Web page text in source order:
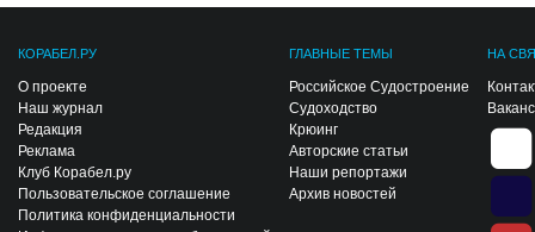
КОРАБЕЛ.РУ
О проекте
Наш журнал
Редакция
Реклама
Клуб Корабел.ру
Пользовательское соглашение
Политика конфиденциальности
ГЛАВНЫЕ ТЕМЫ
Российское Судостроение
Судоходство
Крюинг
Авторские статьи
Наши репортажи
Архив новостей
НА